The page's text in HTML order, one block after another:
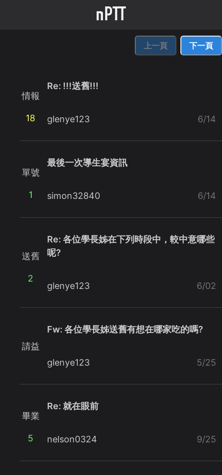
上一頁 下一頁
情報
18
Re: !!!送舊!!!
glenye123 6/14
單號
1
最後一次導生宴資訊
simon32840 6/14
送舊
2
Re: 各位學長姊在下列時段中，較中意哪些
呢?
glenye123 6/02
請益
Fw: 各位學長姊送舊有想在哪家吃的嗎?
glenye123 5/25
畢業
5
Re: 就在眼前
nelson0324 9/25